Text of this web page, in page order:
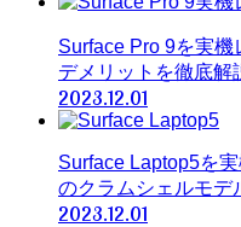
Surface Pro 9を実機
デメリットを徹底解
2023.12.01
Surface Laptop5を
のクラムシェルモデ
2023.12.01